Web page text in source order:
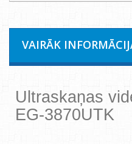
VAIRĀK
Ultraskaņas
EG-3870UTK